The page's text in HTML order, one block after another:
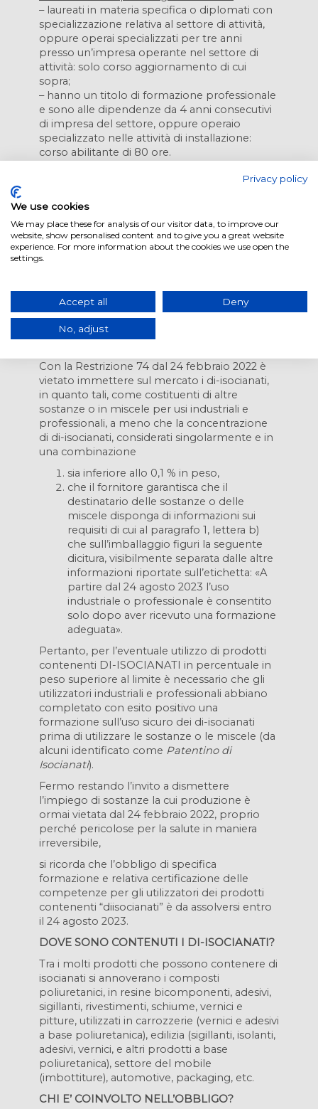
– laureati in materia specifica o diplomati con
specializzazione relativa al settore di attività,
oppure operai specializzati per tre anni
presso un’impresa operante nel settore di
attività: solo corso aggiornamento di cui
sopra;
– hanno un titolo di formazione professionale
e sono alle dipendenze da 4 anni consecutivi
di impresa del settore, oppure operaio
specializzato nelle attività di installazione:
corso abilitante di 80 ore.
Il servizio offre il coordinamento delle sessioni
DI-ISOCIANATI
ristretto l’impiego degli Isocianati nella
Comunità aggiungendo all’allegato XVII del
REACH (Regolamento CE n° 1907/2006), la
Restrizione n° 74 per l’impiego dei di-
Con la Restrizione 74 dal 24 febbraio 2022 è
vietato immettere sul mercato i di-isocianati,
in quanto tali, come costituenti di altre
sostanze o in miscele per usi industriali e
professionali, a meno che la concentrazione
di di-isocianati, considerati singolarmente e in
una combinazione
sia inferiore allo 0,1 % in peso,
che il fornitore garantisca che il
destinatario delle sostanze o delle
miscele disponga di informazioni sui
requisiti di cui al paragrafo 1, lettera b)
che sull’imballaggio figuri la seguente
dicitura, visibilmente separata dalle altre
informazioni riportate sull’etichetta: «A
partire dal 24 agosto 2023 l’uso
industriale o professionale è consentito
solo dopo aver ricevuto una formazione
adeguata».
Pertanto, per l’eventuale utilizzo di prodotti
contenenti DI-ISOCIANATI in percentuale in
peso superiore al limite è necessario che gli
utilizzatori industriali e professionali abbiano
completato con esito positivo una
formazione sull’uso sicuro dei di-isocianati
prima di utilizzare le sostanze o le miscele (da
alcuni identificato come Patentino di
Isocianati).
Fermo restando l’invito a dismettere
l’impiego di sostanze la cui produzione è
ormai vietata dal 24 febbraio 2022, proprio
perché pericolose per la salute in maniera
irreversibile,
si ricorda che l’obbligo di specifica
formazione e relativa certificazione delle
competenze per gli utilizzatori dei prodotti
contenenti “diisocianati” è da assolversi entro
il 24 agosto 2023.
DOVE SONO CONTENUTI I DI-ISOCIANATI?
Tra i molti prodotti che possono contenere di
isocianati si annoverano i composti
poliuretanici, in resine bicomponenti, adesivi,
sigillanti, rivestimenti, schiume, vernici e
pitture, utilizzati in carrozzerie (vernici e adesivi
a base poliuretanica), edilizia (sigillanti, isolanti,
adesivi, vernici, e altri prodotti a base
poliuretanica), settore del mobile
(imbottiture), automotive, packaging, etc.
CHI E’ COINVOLTO NELL’OBBLIGO?
Privacy policy
We use cookies
We may place these for analysis of our visitor data, to improve our
website, show personalised content and to give you a great website
experience. For more information about the cookies we use open the
settings.
Accept all Deny
No, adjust